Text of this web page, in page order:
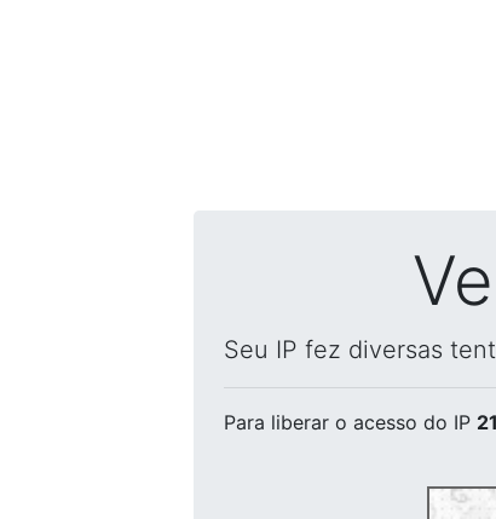
Seu IP fez diversas
Para liberar o acesso do IP